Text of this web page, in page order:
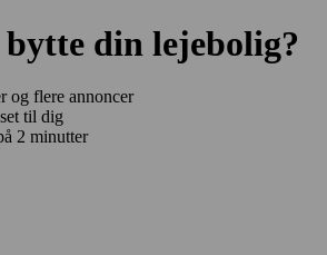
din lejebolig?
og flere annoncer
til dig
2 minutter